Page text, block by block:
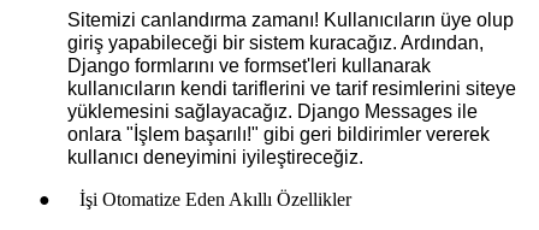
Sitemizi canlandırma zamanı! Kullanıcıların üye olup
giriş yapabileceği bir sistem kuracağız. Ardından,
Django formlarını ve formset'leri kullanarak
kullanıcıların kendi tariflerini ve tarif resimlerini siteye
yüklemesini sağlayacağız. Django Messages ile
onlara "İşlem başarılı!" gibi geri bildirimler vererek
kullanıcı deneyimini iyileştireceğiz.
● İşi Otomatize Eden Akıllı Özellikler